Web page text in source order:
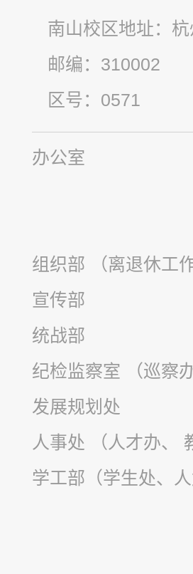
南山校区地址：
邮编：310002
区号：0571
办公室
组织部 （离退休工
宣传部
统战部
纪检监察室 （巡察办
发展规划处
人事处 （人才办、
学工部（学生处、人